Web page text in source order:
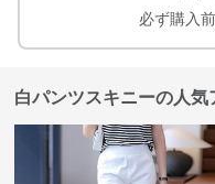
必ず購入
白パンツスキニーの人気